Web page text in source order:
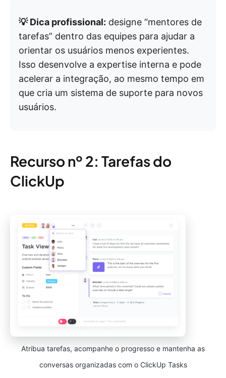
💡 Dica profissional: designe “mentores de
tarefas” dentro das equipes para ajudar a
orientar os usuários menos experientes.
Isso desenvolve a expertise interna e pode
acelerar a integração, ao mesmo tempo em
que cria um sistema de suporte para novos
usuários.
Recurso nº 2: Tarefas do
ClickUp
Atribua tarefas, acompanhe o progresso e mantenha as
conversas organizadas com o ClickUp Tasks